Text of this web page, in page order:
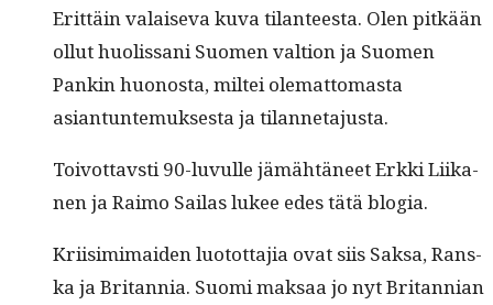
Erit­täin valai­se­va kuva tilanteesta. Olen pitkään
ollut huolis­sani Suomen val­tion ja Suomen
Pankin huonos­ta, mil­tei olemat­tomas­ta
asiantun­te­muk­ses­ta ja tilannetajusta.
Toiv­ot­tavsti 90-luvulle jämähtäneet Erk­ki Liika­
nen ja Raimo Sailas lukee edes tätä blogia.
Kri­isim­i­maid­en luo­tot­ta­jia ovat siis Sak­sa, Ran­s­
ka ja Bri­tan­nia. Suo­mi mak­saa jo nyt Bri­tann­ian